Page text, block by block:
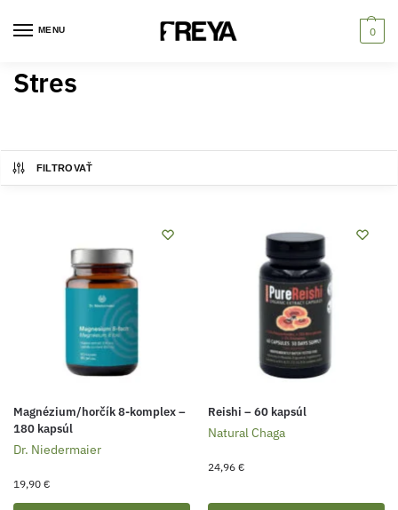
MENU 0
Stres
FILTROVAŤ
Magnézium/horčík 8-komplex –
180 kapsúl
Dr. Niedermaier
19,90 €
Reishi – 60 kapsúl
Natural Chaga
24,96 €